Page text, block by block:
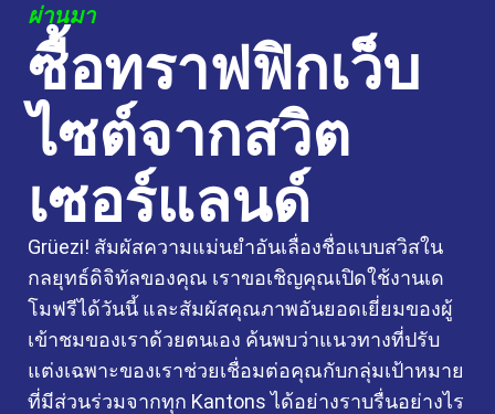
ผ่านมา
ซื้อทราฟฟิกเว็บ
ไซต์จากสวิต
เซอร์แลนด์
Grüezi! สัมผัสความแม่นยำอันเลื่องชื่อแบบสวิสใน
กลยุทธ์ดิจิทัลของคุณ เราขอเชิญคุณเปิดใช้งานเด
โมฟรีได้วันนี้ และสัมผัสคุณภาพอันยอดเยี่ยมของผู้
เข้าชมของเราด้วยตนเอง ค้นพบว่าแนวทางที่ปรับ
แต่งเฉพาะของเราช่วยเชื่อมต่อคุณกับกลุ่มเป้าหมาย
ที่มีส่วนร่วมจากทุก Kantons ได้อย่างราบรื่นอย่างไร